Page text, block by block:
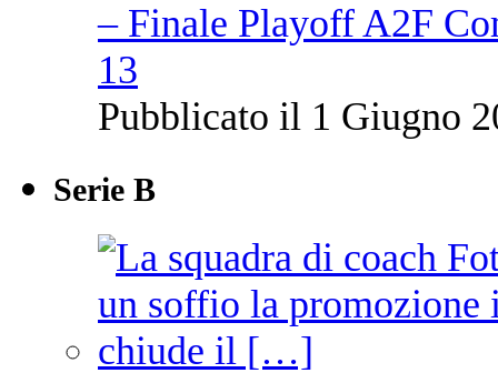
– Finale Playoff A2F
13
Pubblicato il 1 Giugno
Serie B